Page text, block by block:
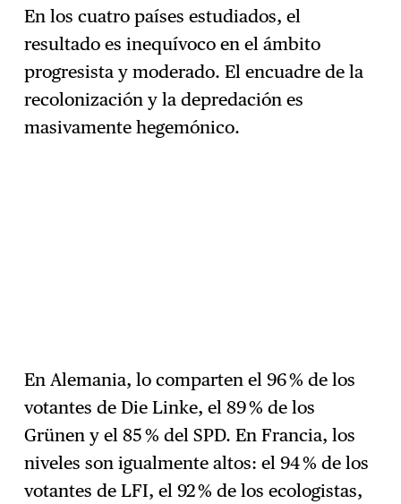
En los cuatro países estudiados, el
resultado es inequívoco en el ámbito
progresista y moderado. El encuadre de la
recolonización y la depredación es
masivamente hegemónico.
En Alemania, lo comparten el 96 % de los
votantes de Die Linke, el 89 % de los
Grünen y el 85 % del SPD. En Francia, los
niveles son igualmente altos: el 94 % de los
votantes de LFI, el 92 % de los ecologistas,